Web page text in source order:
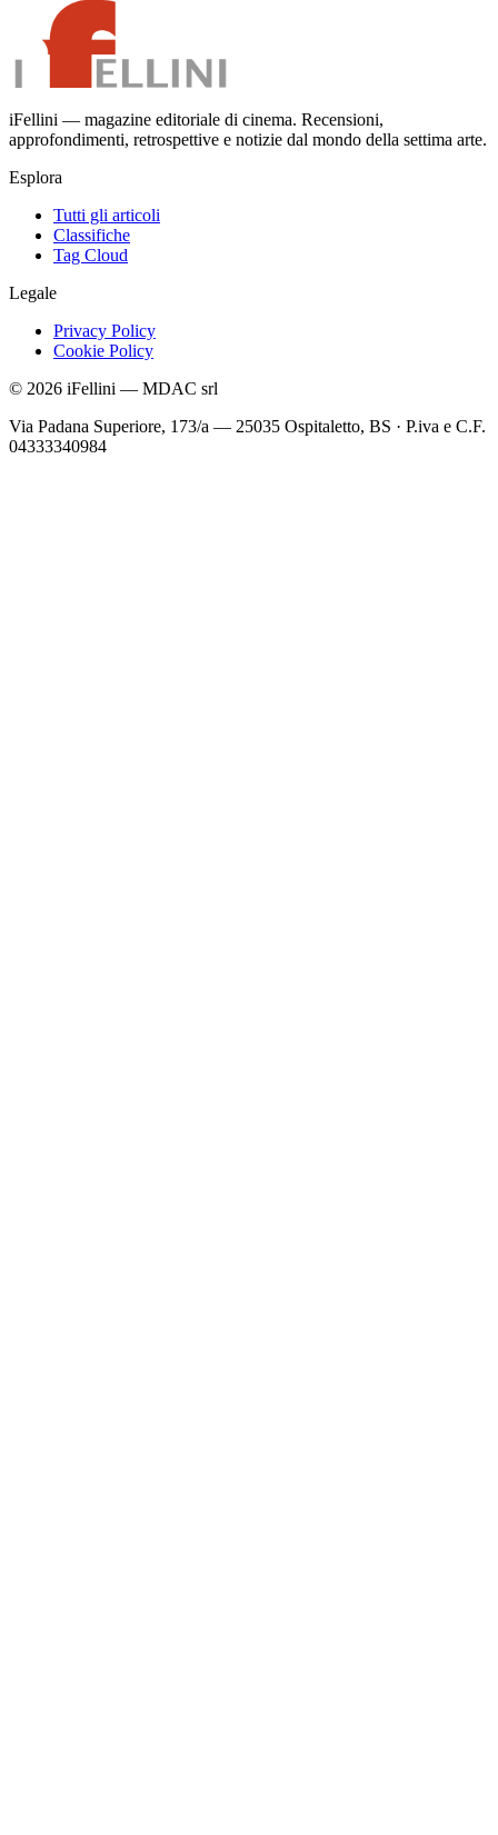
iFellini — magazine editoriale di cinema. Recensioni,
approfondimenti, retrospettive e notizie dal mondo della settima arte.
Esplora
Tutti gli articoli
Classifiche
Tag Cloud
Legale
Privacy Policy
Cookie Policy
© 2026 iFellini — MDAC srl
Via Padana Superiore, 173/a — 25035 Ospitaletto, BS · P.iva e C.F.
04333340984